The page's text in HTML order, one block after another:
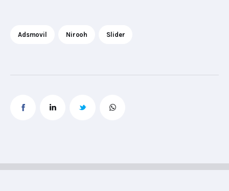
Adsmovil Nirooh Slider